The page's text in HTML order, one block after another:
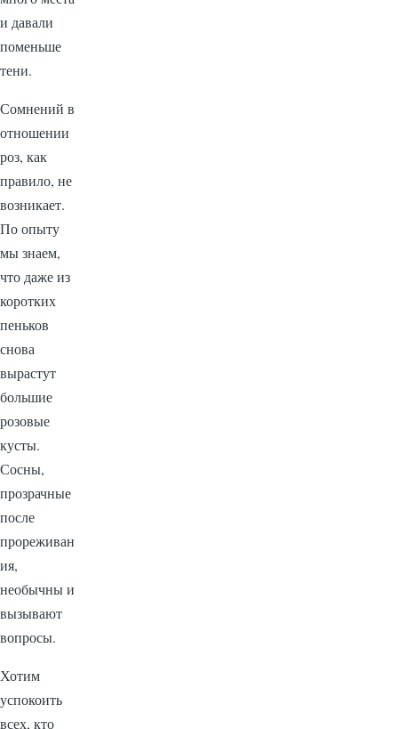
и давали
поменьше
тени.
Сомнений в
отношении
роз, как
правило, не
возникает.
По опыту
мы знаем,
что даже из
коротких
пеньков
снова
вырастут
большие
розовые
кусты.
Сосны,
прозрачные
после
прореживан
ия,
необычны и
вызывают
вопросы.
Хотим
успокоить
всех, кто